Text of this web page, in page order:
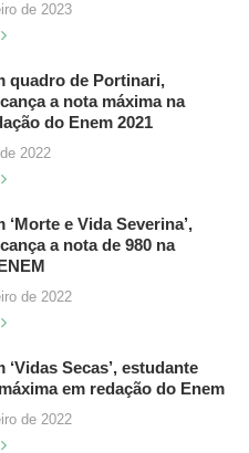
de 2023
quadro de Portinari,
a nota máxima na
do Enem 2021
2022
‘Morte e Vida Severina’,
a nota de 980 na
de 2022
‘Vidas Secas’, estudante
em redação do Enem
de 2022